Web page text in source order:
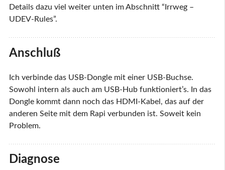
Details dazu viel weiter unten im Abschnitt “Irrweg –
UDEV-Rules”.
Anschluß
Ich verbinde das USB-Dongle mit einer USB-Buchse.
Sowohl intern als auch am USB-Hub funktioniert’s. In das
Dongle kommt dann noch das HDMI-Kabel, das auf der
anderen Seite mit dem Rapi verbunden ist. Soweit kein
Problem.
Diagnose